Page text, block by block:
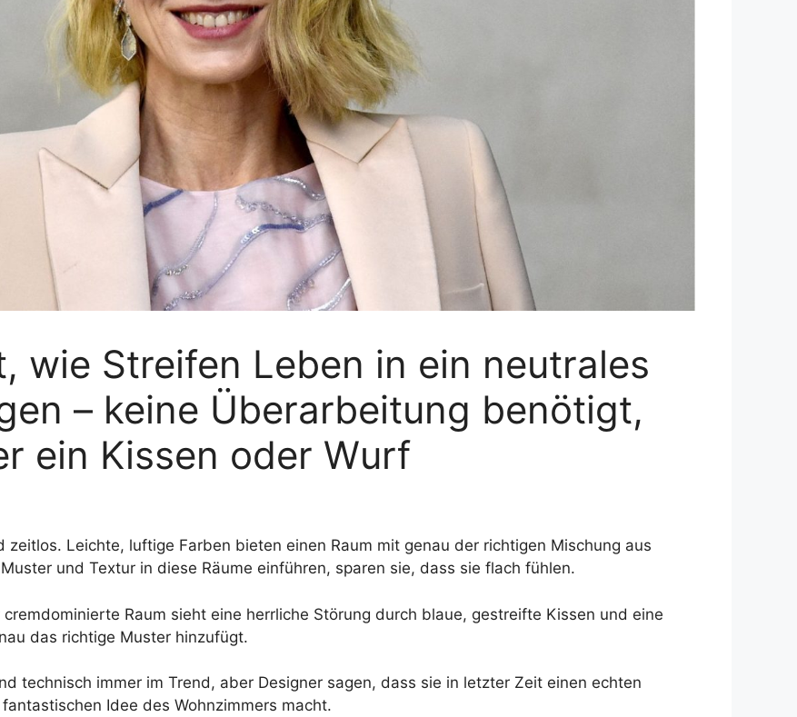
wie Streifen Leben in ein neutrales
– keine Überarbeitung benötigt,
ein Kissen oder Wurf
zeitlos. Leichte, luftige Farben bieten einen Raum mit genau der richtigen Mischung aus
und Textur in diese Räume einführen, sparen sie, dass sie flach fühlen.
cremdominierte Raum sieht eine herrliche Störung durch blaue, gestreifte Kissen und eine
das richtige Muster hinzufügt.
technisch immer im Trend, aber Designer sagen, dass sie in letzter Zeit einen echten
Idee des Wohnzimmers macht.